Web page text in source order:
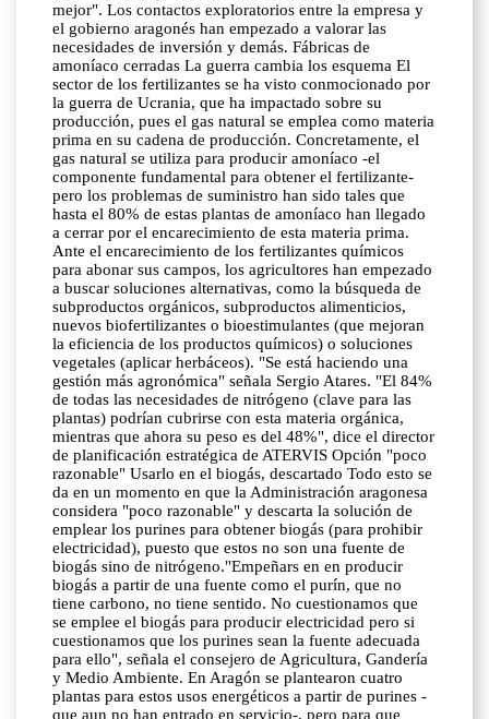
mejor". Los contactos exploratorios entre la empresa y
el gobierno aragonés han empezado a valorar las
necesidades de inversión y demás. Fábricas de
amoníaco cerradas La guerra cambia los esquema El
sector de los fertilizantes se ha visto conmocionado por
la guerra de Ucrania, que ha impactado sobre su
producción, pues el gas natural se emplea como materia
prima en su cadena de producción. Concretamente, el
gas natural se utiliza para producir amoníaco -el
componente fundamental para obtener el fertilizante-
pero los problemas de suministro han sido tales que
hasta el 80% de estas plantas de amoníaco han llegado
a cerrar por el encarecimiento de esta materia prima.
Ante el encarecimiento de los fertilizantes químicos
para abonar sus campos, los agricultores han empezado
a buscar soluciones alternativas, como la búsqueda de
subproductos orgánicos, subproductos alimenticios,
nuevos biofertilizantes o bioestimulantes (que mejoran
la eficiencia de los productos químicos) o soluciones
vegetales (aplicar herbáceos). "Se está haciendo una
gestión más agronómica" señala Sergio Atares. "El 84%
de todas las necesidades de nitrógeno (clave para las
plantas) podrían cubrirse con esta materia orgánica,
mientras que ahora su peso es del 48%", dice el director
de planificación estratégica de ATERVIS Opción "poco
razonable" Usarlo en el biogás, descartado Todo esto se
da en un momento en que la Administración aragonesa
considera "poco razonable" y descarta la solución de
emplear los purines para obtener biogás (para prohibir
electricidad), puesto que estos no son una fuente de
biogás sino de nitrógeno."Empeñars en en producir
biogás a partir de una fuente como el purín, que no
tiene carbono, no tiene sentido. No cuestionamos que
se emplee el biogás para producir electricidad pero si
cuestionamos que los purines sean la fuente adecuada
para ello", señala el consejero de Agricultura, Gandería
y Medio Ambiente. En Aragón se plantearon cuatro
plantas para estos usos energéticos a partir de purines -
que aun no han entrado en servicio-, pero para que